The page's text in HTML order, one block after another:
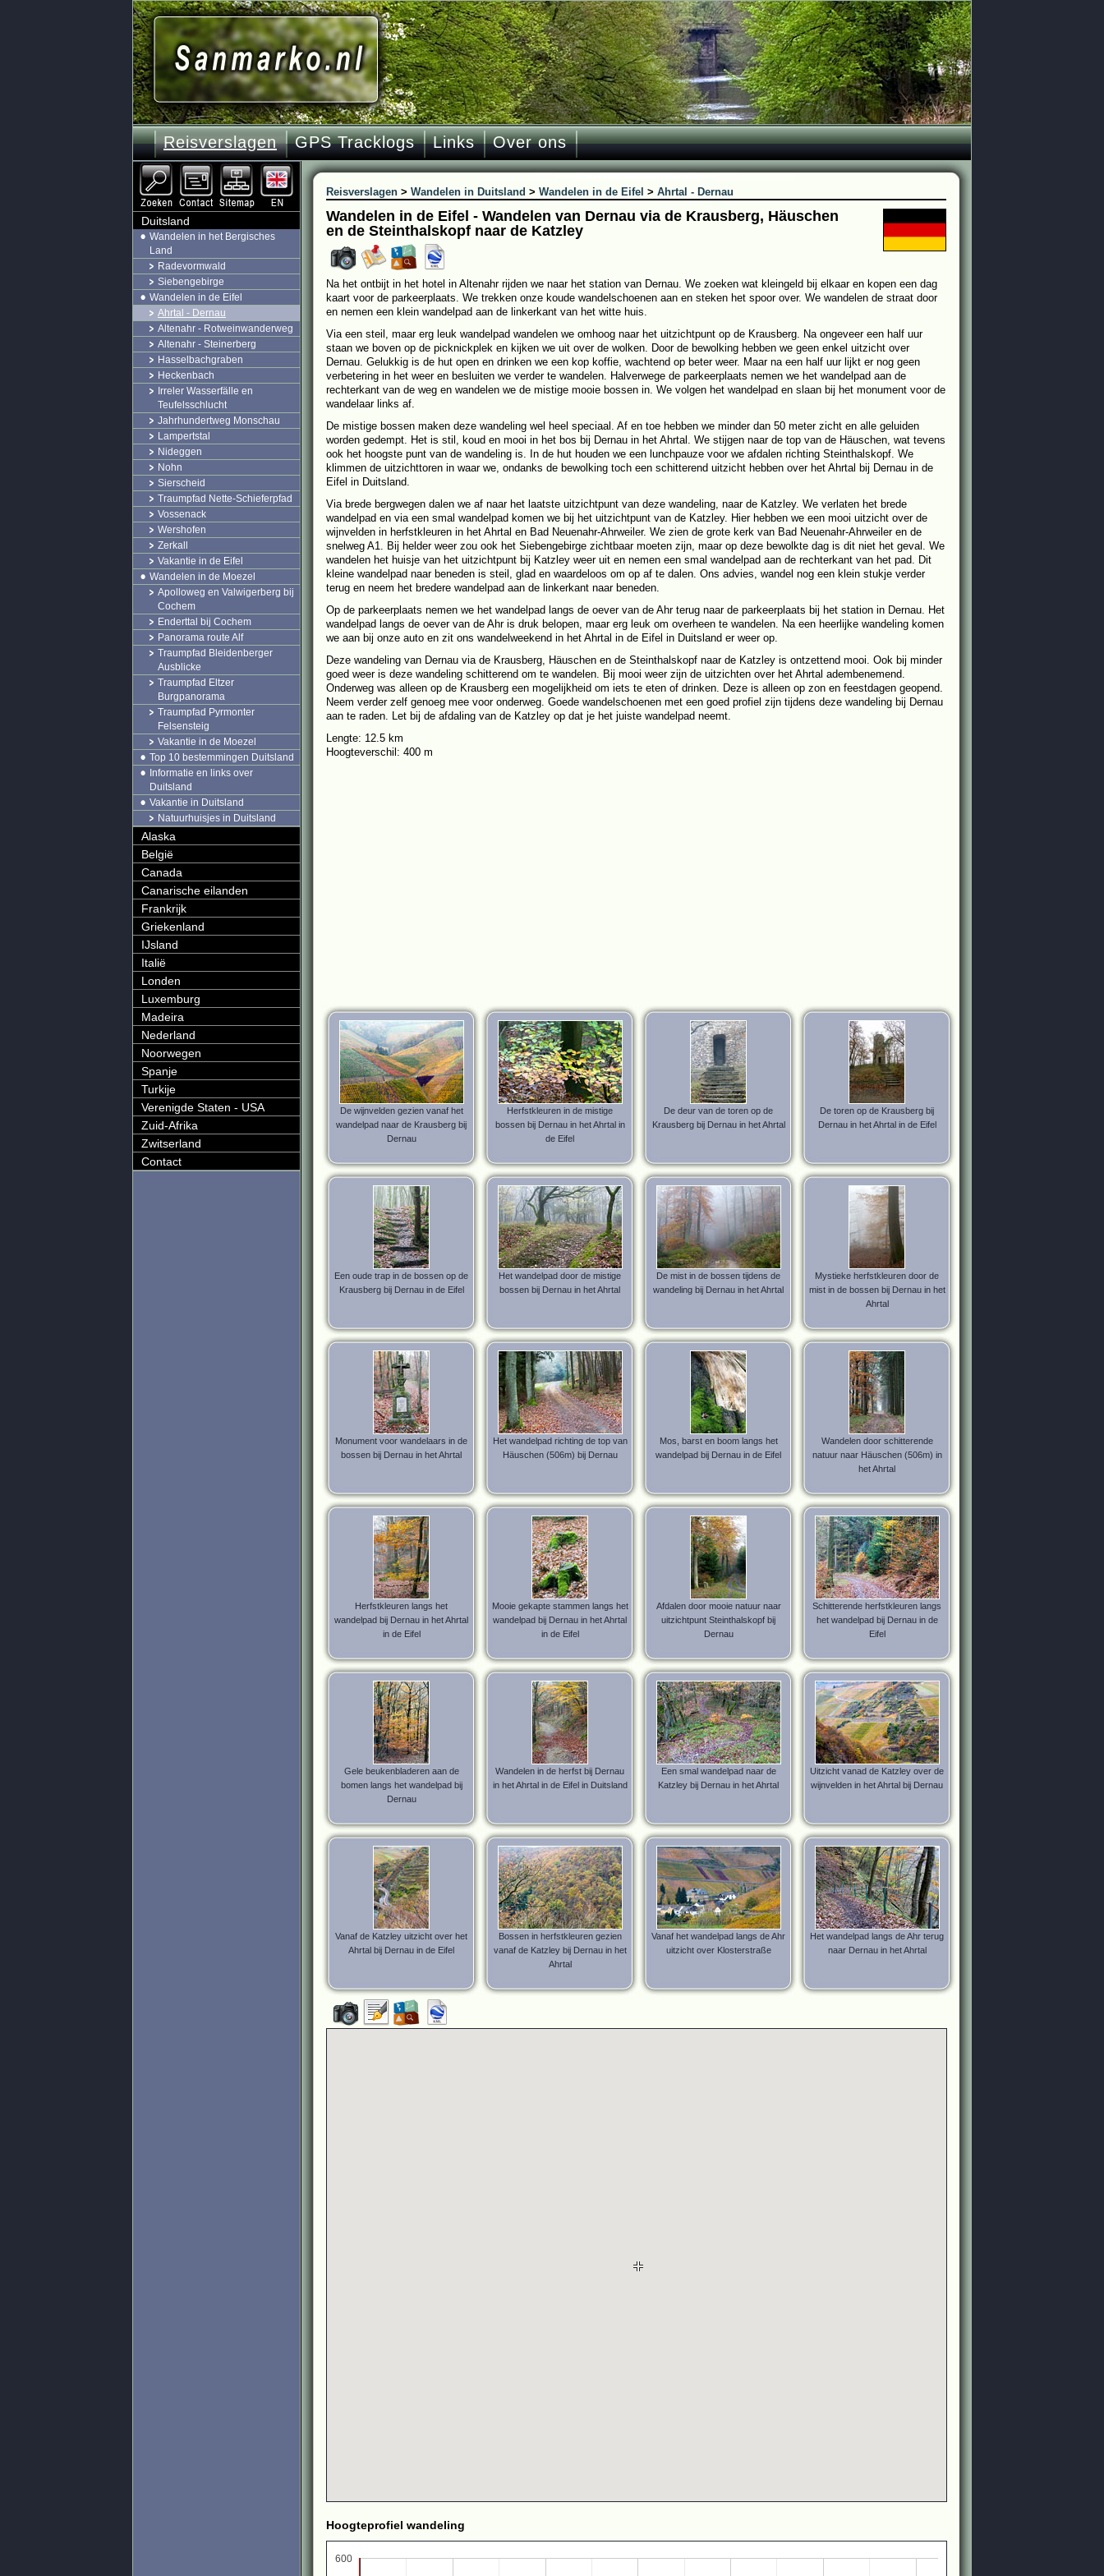
Reisverslagen GPS Tracklogs Links Over ons
Reisverslagen > Wandelen in Duitsland > Wandelen in de Eifel > Ahrtal - Dernau
Wandelen in de Eifel - Wandelen van Dernau via de Krausberg, Häuschen
en de Steinthalskopf naar de Katzley
Na het ontbijt in het hotel in Altenahr rijden we naar het station van Dernau. We zoeken wat kleingeld bij elkaar en kopen een dag
kaart voor de parkeerplaats. We trekken onze koude wandelschoenen aan en steken het spoor over. We wandelen de straat door
en nemen een klein wandelpad aan de linkerkant van het witte huis.
Via een steil, maar erg leuk wandelpad wandelen we omhoog naar het uitzichtpunt op de Krausberg. Na ongeveer een half uur
staan we boven op de picknickplek en kijken we uit over de wolken. Door de bewolking hebben we geen enkel uitzicht over
Dernau. Gelukkig is de hut open en drinken we een kop koffie, wachtend op beter weer. Maar na een half uur lijkt er nog geen
verbetering in het weer en besluiten we verder te wandelen. Halverwege de parkeerplaats nemen we het wandelpad aan de
rechterkant van de weg en wandelen we de mistige mooie bossen in. We volgen het wandelpad en slaan bij het monument voor de
wandelaar links af.
De mistige bossen maken deze wandeling wel heel speciaal. Af en toe hebben we minder dan 50 meter zicht en alle geluiden
worden gedempt. Het is stil, koud en mooi in het bos bij Dernau in het Ahrtal. We stijgen naar de top van de Häuschen, wat tevens
ook het hoogste punt van de wandeling is. In de hut houden we een lunchpauze voor we afdalen richting Steinthalskopf. We
klimmen de uitzichttoren in waar we, ondanks de bewolking toch een schitterend uitzicht hebben over het Ahrtal bij Dernau in de
Eifel in Duitsland.
Via brede bergwegen dalen we af naar het laatste uitzichtpunt van deze wandeling, naar de Katzley. We verlaten het brede
wandelpad en via een smal wandelpad komen we bij het uitzichtpunt van de Katzley. Hier hebben we een mooi uitzicht over de
wijnvelden in herfstkleuren in het Ahrtal en Bad Neuenahr-Ahrweiler. We zien de grote kerk van Bad Neuenahr-Ahrweiler en de
snelweg A1. Bij helder weer zou ook het Siebengebirge zichtbaar moeten zijn, maar op deze bewolkte dag is dit niet het geval. We
wandelen het huisje van het uitzichtpunt bij Katzley weer uit en nemen een smal wandelpad aan de rechterkant van het pad. Dit
kleine wandelpad naar beneden is steil, glad en waardeloos om op af te dalen. Ons advies, wandel nog een klein stukje verder
terug en neem het bredere wandelpad aan de linkerkant naar beneden.
Op de parkeerplaats nemen we het wandelpad langs de oever van de Ahr terug naar de parkeerplaats bij het station in Dernau. Het
wandelpad langs de oever van de Ahr is druk belopen, maar erg leuk om overheen te wandelen. Na een heerlijke wandeling komen
we aan bij onze auto en zit ons wandelweekend in het Ahrtal in de Eifel in Duitsland er weer op.
Deze wandeling van Dernau via de Krausberg, Häuschen en de Steinthalskopf naar de Katzley is ontzettend mooi. Ook bij minder
goed weer is deze wandeling schitterend om te wandelen. Bij mooi weer zijn de uitzichten over het Ahrtal adembenemend.
Onderweg was alleen op de Krausberg een mogelijkheid om iets te eten of drinken. Deze is alleen op zon en feestdagen geopend.
Neem verder zelf genoeg mee voor onderweg. Goede wandelschoenen met een goed profiel zijn tijdens deze wandeling bij Dernau
aan te raden. Let bij de afdaling van de Katzley op dat je het juiste wandelpad neemt.
Lengte: 12.5 km
Hoogteverschil: 400 m
De wijnvelden gezien vanaf het
wandelpad naar de Krausberg bij
Dernau
Herfstkleuren in de mistige
bossen bij Dernau in het Ahrtal in
de Eifel
De deur van de toren op de
Krausberg bij Dernau in het Ahrtal
De toren op de Krausberg bij
Dernau in het Ahrtal in de Eifel
Een oude trap in de bossen op de
Krausberg bij Dernau in de Eifel
Het wandelpad door de mistige
bossen bij Dernau in het Ahrtal
De mist in de bossen tijdens de
wandeling bij Dernau in het Ahrtal
Mystieke herfstkleuren door de
mist in de bossen bij Dernau in het
Ahrtal
Monument voor wandelaars in de
bossen bij Dernau in het Ahrtal
Het wandelpad richting de top van
Häuschen (506m) bij Dernau
Mos, barst en boom langs het
wandelpad bij Dernau in de Eifel
Wandelen door schitterende
natuur naar Häuschen (506m) in
het Ahrtal
Herfstkleuren langs het
wandelpad bij Dernau in het Ahrtal
in de Eifel
Mooie gekapte stammen langs het
wandelpad bij Dernau in het Ahrtal
in de Eifel
Afdalen door mooie natuur naar
uitzichtpunt Steinthalskopf bij
Dernau
Schitterende herfstkleuren langs
het wandelpad bij Dernau in de
Eifel
Gele beukenbladeren aan de
bomen langs het wandelpad bij
Dernau
Wandelen in de herfst bij Dernau
in het Ahrtal in de Eifel in Duitsland
Een smal wandelpad naar de
Katzley bij Dernau in het Ahrtal
Uitzicht vanad de Katzley over de
wijnvelden in het Ahrtal bij Dernau
Vanaf de Katzley uitzicht over het
Ahrtal bij Dernau in de Eifel
Bossen in herfstkleuren gezien
vanaf de Katzley bij Dernau in het
Ahrtal
Vanaf het wandelpad langs de Ahr
uitzicht over Klosterstraße
Het wandelpad langs de Ahr terug
naar Dernau in het Ahrtal
Hoogteprofiel wandeling
600
Duitsland
Wandelen in het Bergisches
Land
Radevormwald
Siebengebirge
Wandelen in de Eifel
Ahrtal - Dernau
Altenahr - Rotweinwanderweg
Altenahr - Steinerberg
Hasselbachgraben
Heckenbach
Irreler Wasserfälle en
Teufelsschlucht
Jahrhundertweg Monschau
Lampertstal
Nideggen
Nohn
Sierscheid
Traumpfad Nette-Schieferpfad
Vossenack
Wershofen
Zerkall
Vakantie in de Eifel
Wandelen in de Moezel
Apolloweg en Valwigerberg bij
Cochem
Enderttal bij Cochem
Panorama route Alf
Traumpfad Bleidenberger
Ausblicke
Traumpfad Eltzer
Burgpanorama
Traumpfad Pyrmonter
Felsensteig
Vakantie in de Moezel
Top 10 bestemmingen Duitsland
Informatie en links over
Duitsland
Vakantie in Duitsland
Natuurhuisjes in Duitsland
Alaska
België
Canada
Canarische eilanden
Frankrijk
Griekenland
IJsland
Italië
Londen
Luxemburg
Madeira
Nederland
Noorwegen
Spanje
Turkije
Verenigde Staten - USA
Zuid-Afrika
Zwitserland
Contact